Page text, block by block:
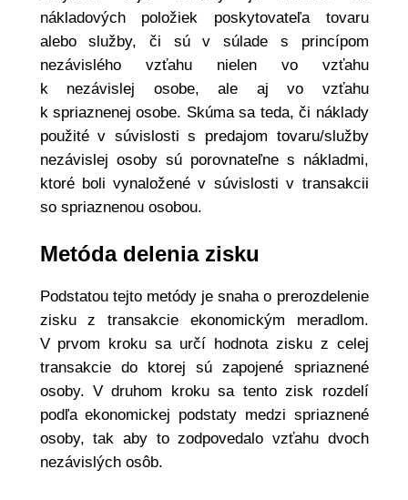
nákladových položiek poskytovateľa tovaru
alebo služby, či sú v súlade s princípom
nezávislého vzťahu nielen vo vzťahu
k nezávislej osobe, ale aj vo vzťahu
k spriaznenej osobe. Skúma sa teda, či náklady
použité v súvislosti s predajom tovaru/služby
nezávislej osoby sú porovnateľne s nákladmi,
ktoré boli vynaložené v súvislosti v transakcii
so spriaznenou osobou.
Metóda delenia zisku
Podstatou tejto metódy je snaha o prerozdelenie
zisku z transakcie ekonomickým meradlom.
V prvom kroku sa určí hodnota zisku z celej
transakcie do ktorej sú zapojené spriaznené
osoby. V druhom kroku sa tento zisk rozdelí
podľa ekonomickej podstaty medzi spriaznené
osoby, tak aby to zodpovedalo vzťahu dvoch
nezávislých osôb.